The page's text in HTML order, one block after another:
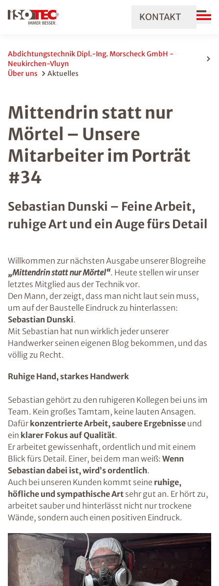
KONTAKT
Abdichtungstechnik Dipl.-Ing. Morscheck GmbH -
Neukirchen-Vluyn
Über uns
Aktuelles
Mittendrin statt nur
Mörtel – Unsere
Mitarbeiter im Porträt
#34
Sebastian Dunski – Feine Arbeit,
ruhige Art und ein Auge fürs Detail
Willkommen zur nächsten Ausgabe unserer Blogreihe
„Mittendrin statt nur Mörtel“. Heute stellen wir unser
letztes Mitglied aus der Technik vor.
Den Mann, der zeigt, dass man nicht laut sein muss,
um auf der Baustelle Eindruck zu hinterlassen:
Sebastian Dunski.
Mit Sebastian hat nun wirklich jeder unserer
Handwerker seinen eigenen Blog bekommen, und das
völlig zu Recht.
Ruhige Hand, starkes Handwerk
Sebastian gehört zu den ruhigeren Kollegen bei uns im
Team. Kein großes Tamtam, keine lauten Ansagen.
Dafür konzentrierte Arbeit, saubere Ergebnisse und
ein klarer Fokus auf Qualität.
Er arbeitet gewissenhaft, ordentlich und mit einem
Blick fürs Detail. Einer, bei dem man weiß: Wenn
Sebastian dabei ist, wird’s ordentlich.
Auch bei unseren Kunden kommt seine ruhige,
höfliche und sympathische Art sehr gut an. Er hört zu,
arbeitet sauber und hinterlässt nicht nur trockene
Wände, sondern auch einen positiven Eindruck.